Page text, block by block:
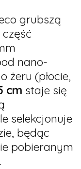
grubszą
nano-
żeru (płocie,
cm staje się
selekcjonuje
będąc
pobieranym